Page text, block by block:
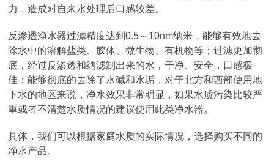
力，造成对自来水处理后口感较差。
反渗透净水器过滤精度达到0.5～10nm纳米，能够有效地去
除水中的溶解盐类、胶体、微生物、有机物等；过滤更加彻
底，经过反渗透和纳滤制出来的水，干净、安全，口感极
佳；能够彻底的去除了水碱和水垢，对于北方和西部使用地
下水的地区来说，净水效果非常明显，如果水质污染比较严
重或者不清楚水质情况的建议使用此类净水器。
具体，我们可以根据家庭水质的实际情况，选择购买不同的
净水产品。